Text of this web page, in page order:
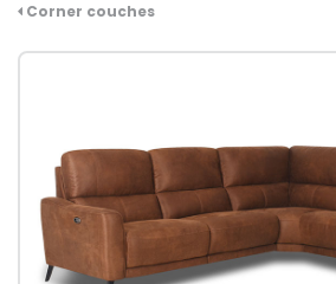
Corner couches